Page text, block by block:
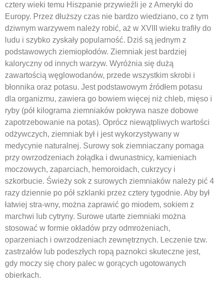
cztery wieki temu Hiszpanie przywieźli je z Ameryki do
Europy. Przez dłuższy czas nie bardzo wiedziano, co z tym
dziwnym warzywem należy robić, aż w XVIII wieku trafiły do
ludu i szybko zyskały popularność. Dziś są jednym z
podstawowych ziemiopłodów. Ziemniak jest bardziej
kaloryczny od innych warzyw. Wyróżnia się dużą
zawartością węglowodanów, przede wszystkim skrobi i
błonnika oraz potasu. Jest podstawowym źródłem potasu
dla organizmu, zawiera go bowiem więcej niż chleb, mięso i
ryby (pół kilograma ziemniaków pokrywa nasze dobowe
zapotrzebowanie na potas). Oprócz niewątpliwych wartości
odżywczych, ziemniak był i jest wykorzystywany w
medycynie naturalnej. Surowy sok ziemniaczany pomaga
przy owrzodzeniach żołądka i dwunastnicy, kamieniach
moczowych, zaparciach, hemoroidach, cukrzycy i
szkorbucie. Świeży sok z surowych ziemniaków należy pić 4
razy dziennie po pół szklanki przez cztery tygodnie. Aby był
łatwiej stra-wny, można zaprawić go miodem, sokiem z
marchwi lub cytryny. Surowe utarte ziemniaki można
stosować w formie okładów przy odmrożeniach,
oparzeniach i owrzodzeniach zewnętrznych. Leczenie tzw.
zastrzałów lub podeszłych ropą paznokci skuteczne jest,
gdy moczy się chory palec w gorących ugotowanych
obierkach.